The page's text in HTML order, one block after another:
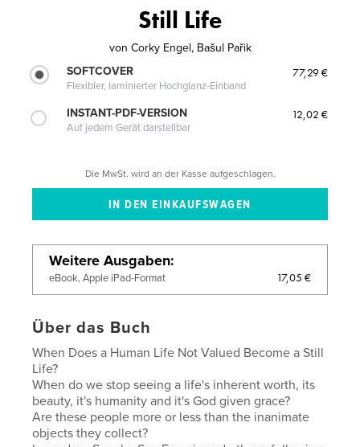
Still Life
von Corky Engel, Bašul Pařik
SOFTCOVER
Flexibler, laminierter Hochglanz-Einband
77,29 €
INSTANT-PDF-VERSION
Auf jedem Gerät darstellbar
12,02 €
Die MwSt. wird an der Kasse aufgeschlagen.
Weitere Ausgaben
eBook, Apple iPad-Format 17,05 €
Über das Buch
When Does a Human Life Not Valued Become a Still
Life?
When do we stop seeing a life's inherent worth, its
beauty, it's humanity and it's God given grace?
Are these people more or less than the inanimate
objects they collect?